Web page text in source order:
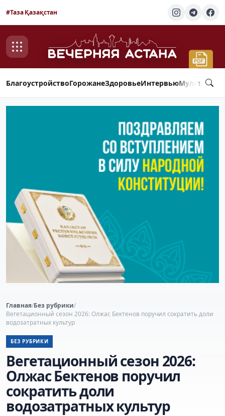
#Таза Қазақстан
БлагоустройствоГорожанеЗдоровьеИнтервью
Главная/Без рубрики/
Вегетационный сезон 2026: Олжас Бектенов поручил сократить доли
водозатратных культур
БЕЗ РУБРИКИ
Вегетационный сезон 2026:
Олжас Бектенов поручил
сократить доли
водозатратных культур